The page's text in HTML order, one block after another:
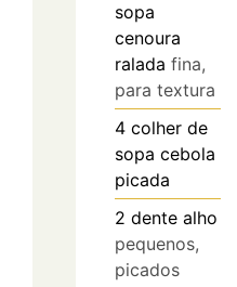
sopa
cenoura
ralada fina,
para textura
4 colher de
sopa cebola
picada
2 dente alho
pequenos,
picados